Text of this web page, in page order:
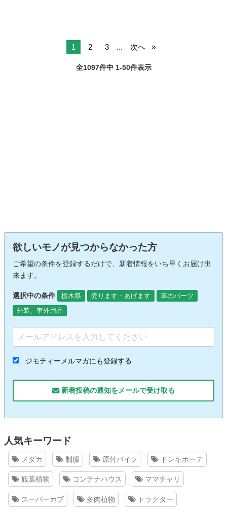
1 2 3 ... 次へ
全1097件中 1-50件表示
欲しいモノが見つからなかった方
ご希望の条件を登録するだけで、新着情報をいち早くお届け出
来ます。
選択中の条件 栃木県 売ります・あげます
車のパーツ
外装、車外用品
ジモティーメルマガにも登録する
新着投稿の通知をメールで受け取る
人気キーワード
メダカ 制服 原付バイク ドンキホーテ
観葉植物 コンテナハウス ママチャリ
スーパーカブ 多肉植物 トラクター